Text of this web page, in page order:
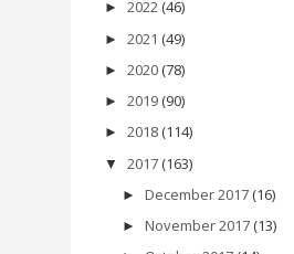
► 2022 (46)
► 2021 (49)
► 2020 (78)
► 2019 (90)
► 2018 (114)
▼ 2017 (163)
► December 2017 (16)
► November 2017 (13)